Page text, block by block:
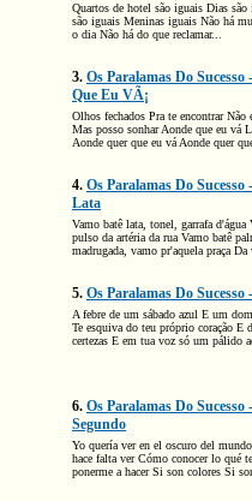
Quartos de hotel são iguais Dias são
são iguais Meninas iguais Não há
o dia Não há do que reclamar...
3. Os Paralamas Do Sucesso
Que Eu VÃ¡
Olhos fechados Pra te encontrar Não
Mas posso sonhar Aonde que eu vá
Aonde quer que eu vá Aonde quer
4. Os Paralamas Do Sucesso
Lata
Vamo batê lata, tonel, garrafa d'água
pulso da artéria da rua Vamo batê
madrugada, vamo pr'aquela praça Da
5. Os Paralamas Do Sucesso
A febre de um sábado azul E um
Te esquiva do teu próprio coração E
certezas E em tua voz só um pálido
6. Os Paralamas Do Sucesso
Segundo
Yo quería ver en el oscuro del
hace falta ver Cómo conocer lo qué
ponerme a hacer Si son colores Si